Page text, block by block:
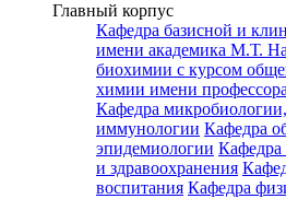
Главный корпус
Кафедра базисной и
имени академика М.Т.
биохимии с курсом
химии имени
Кафедра
иммунологии Кафедра
эпидемиологии Кафедра
и здравоохранения
воспитания Кафедра